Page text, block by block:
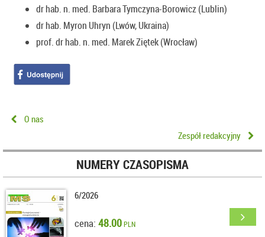
dr hab. n. med. Barbara Tymczyna-Borowicz (Lublin)
dr hab. Myron Uhryn (Lwów, Ukraina)
prof. dr hab. n. med. Marek Ziętek (Wrocław)
O nas
Zespół redakcyjny
NUMERY CZASOPISMA
6/2026
cena: 48.00PLN